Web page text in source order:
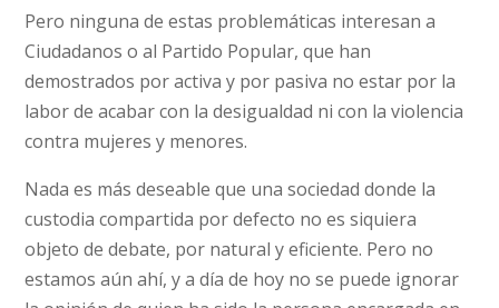
Pero ninguna de estas problemáticas interesan a
Ciudadanos o al Partido Popular, que han
demostrados por activa y por pasiva no estar por la
labor de acabar con la desigualdad ni con la violencia
contra mujeres y menores.
Nada es más deseable que una sociedad donde la
custodia compartida por defecto no es siquiera
objeto de debate, por natural y eficiente. Pero no
estamos aún ahí, y a día de hoy no se puede ignorar